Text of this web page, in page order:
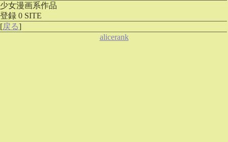
少女漫画系作品
登録 0 SITE
[戻る]
alicerank